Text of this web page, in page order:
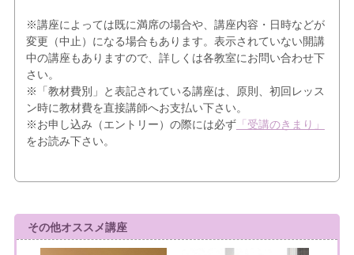
※講座によっては既に満席の場合や、講座内容・日時などが
変更（中止）になる場合もあります。表示されていない開講
中の講座もありますので、詳しくは各教室にお問い合わせ下
さい。
※「教材費別」と表記されている講座は、原則、初回レッス
ン時に教材費を直接講師へお支払い下さい。
※お申し込み（エントリー）の際には必ず「受講のきまり」
をお読み下さい。
その他オススメ講座